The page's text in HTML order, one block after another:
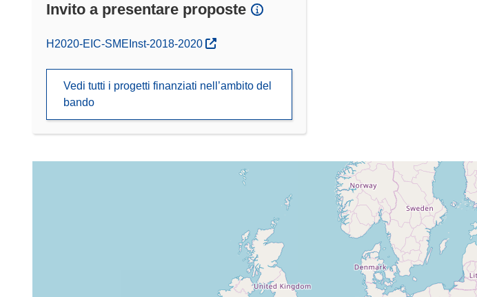
Invito a presentare proposte
(si apre in una nuova finestra)
H2020-EIC-SMEInst-2018-2020
Vedi tutti i progetti finanziati nell’ambito del
bando